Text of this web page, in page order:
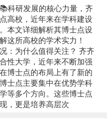
科研发展的核心力量，齐
高校，近年来在学科建设
本文详细解析其博士点设
这所高校的学术实力！
：为什么值得关注？ 齐齐
性大学，近年来不断加强
博士点的布局上有了新的
士点主要集中在优势学科
等多个方向。这些博士点
，更是培养高层次